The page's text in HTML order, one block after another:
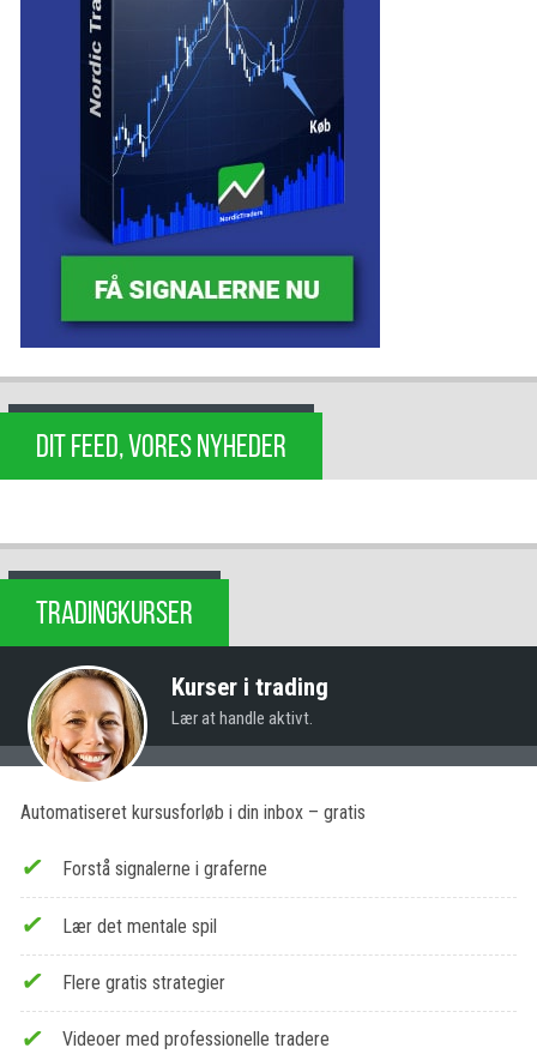
DIT FEED, VORES NYHEDER
TRADINGKURSER
Kurser i trading
Lær at handle aktivt.
Automatiseret kursusforløb i din inbox – gratis
Forstå signalerne i graferne
Lær det mentale spil
Flere gratis strategier
Videoer med professionelle tradere